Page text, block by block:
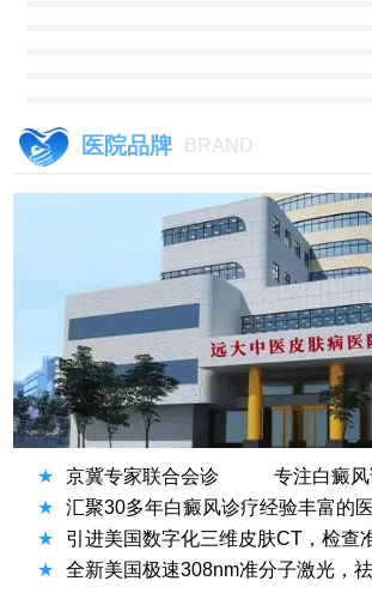
医院品牌 BRAND
★ 京冀专家联合会诊
专注白癜
★
汇聚30多年白癜风诊疗经验丰富的
★
引进美国数字化三维皮肤CT，检查
★
全新美国极速308nm准分子激光，